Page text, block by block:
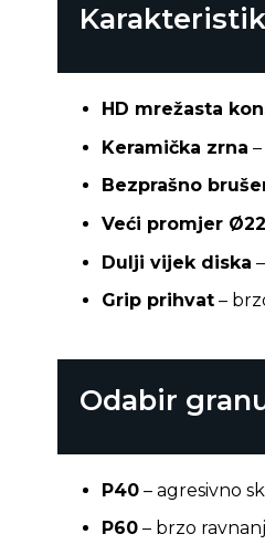
HD mrežasta
Keramička zrna
Bezprašno
Veći promjer
Dulji vijek diska
Grip prihvat–
Odabir
P40– agresivno
P60– brzo